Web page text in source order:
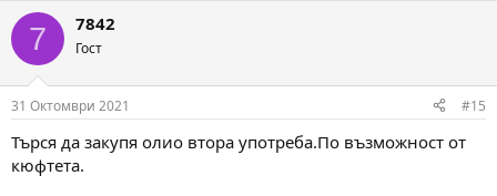
c
i
s
7 7842
Гост
31 Октомври 2021 #15
Търся да закупя олио втора употреба.По възможност от
кюфтета.